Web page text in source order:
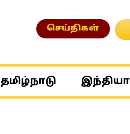
செய்திகள்
தமிழ்நாடு இந்தியா